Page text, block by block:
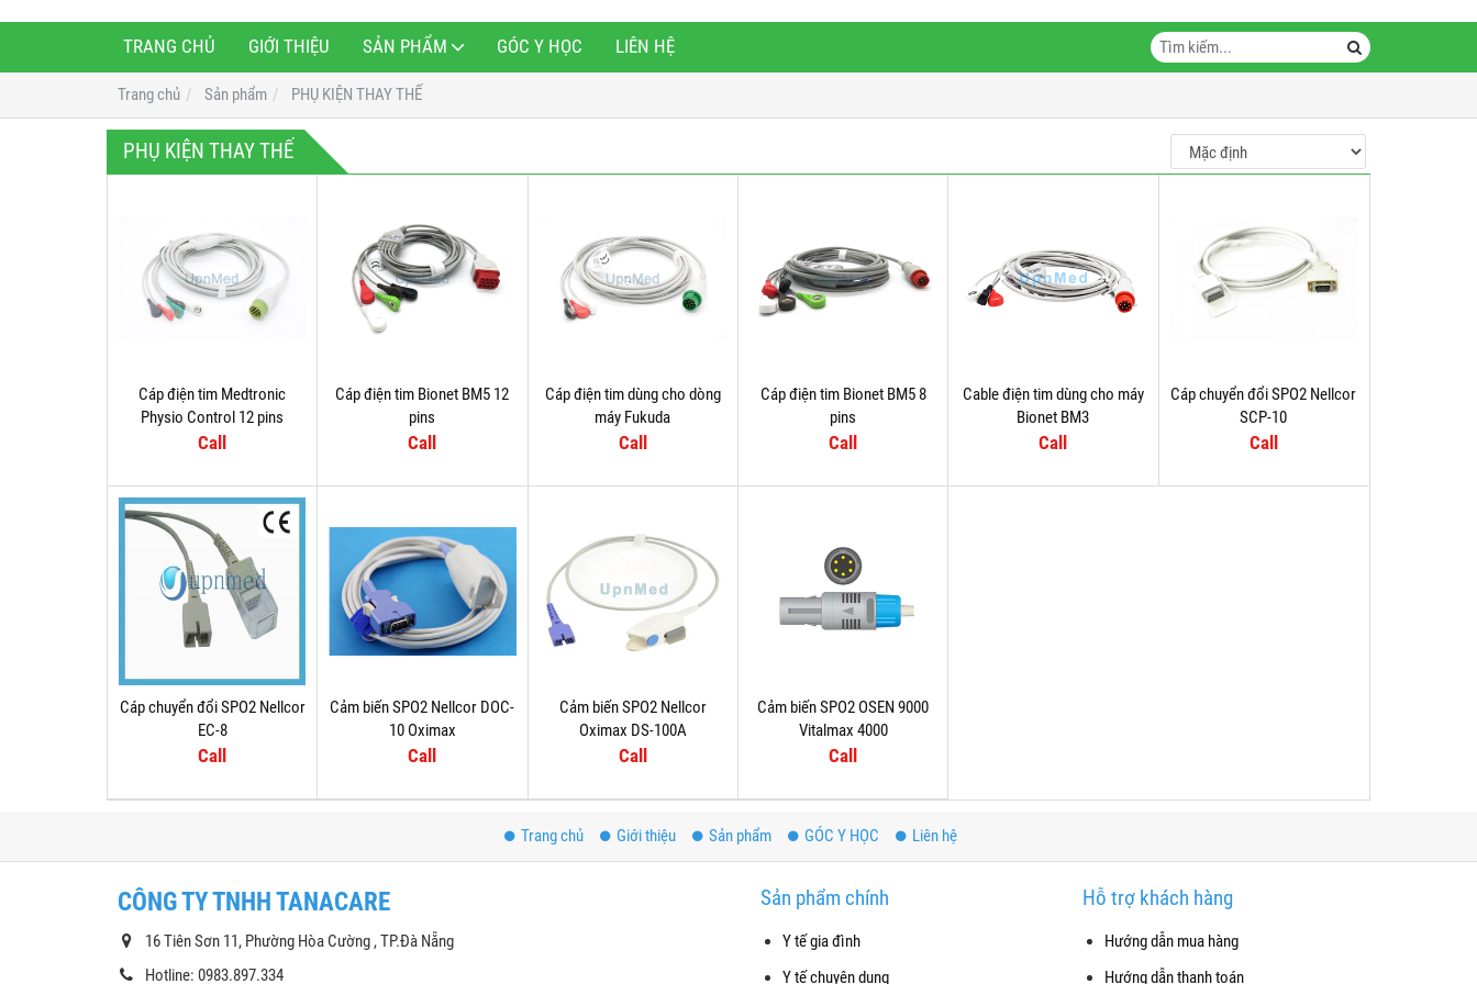
TRANG CHỦ GIỚI THIỆU SẢN PHẨM GÓC Y HỌC LIÊN HỆ
Trang chủ Sản phẩm PHỤ KIỆN THAY THẾ
PHỤ KIỆN THAY THẾ
Cáp điện tim Medtronic
Physio Control 12 pins
Call
Cáp điện tim Bionet BM5 12
pins
Call
Cáp điện tim dùng cho dòng
máy Fukuda
Call
Cáp điện tim Bionet BM5 8
pins
Call
Cable điện tim dùng cho máy
Bionet BM3
Call
Cáp chuyển đổi SPO2 Nellcor
SCP-10
Call
Cáp chuyển đổi SPO2 Nellcor
EC-8
Call
Cảm biến SPO2 Nellcor DOC-
10 Oximax
Call
Cảm biến SPO2 Nellcor
Oximax DS-100A
Call
Cảm biến SPO2 OSEN 9000
Vitalmax 4000
Call
Trang chủ Giới thiệu Sản phẩm GÓC Y HỌC Liên hệ
CÔNG TY TNHH TANACARE
16 Tiên Sơn 11, Phường Hòa Cường , TP.Đà Nẵng
Hotline: 0983.897.334
Sản phẩm chính
Y tế gia đình
Y tế chuyên dụng
Hỗ trợ khách hàng
Hướng dẫn mua hàng
Hướng dẫn thanh toán